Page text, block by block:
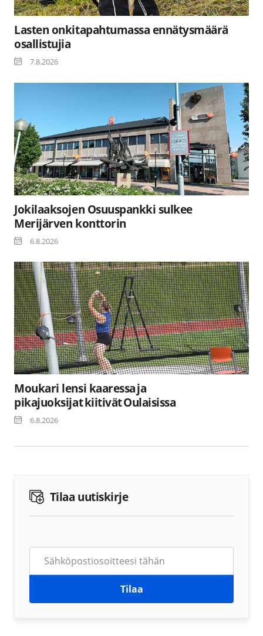
Lasten onkitapahtumassa ennätysmäärä
osallistujia
7.8.2026
Jokilaaksojen Osuuspankki sulkee
Merijärven konttorin
6.8.2026
Moukari lensi kaaressa ja
pikajuoksijat kiitivät Oulaisissa
6.8.2026
Tilaa uutiskirje
Tilaa